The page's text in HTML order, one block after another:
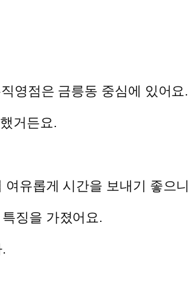
영점은 금릉동 중심에 있어요.
거든요.
유롭게 시간을 보내기 좋으
징을 가졌어요.